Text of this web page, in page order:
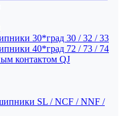
30*град 30 / 32 / 33
40*град 72 / 73 / 74
контактом QJ
SL / NCF / NNF /